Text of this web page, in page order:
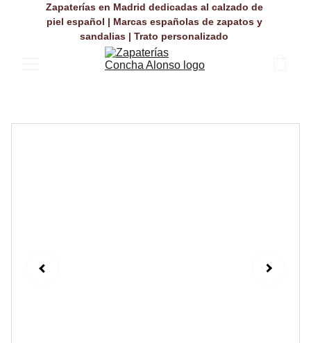
Zapaterías en Madrid dedicadas al calzado de
piel español | Marcas españolas de zapatos y
sandalias | Trato personalizado